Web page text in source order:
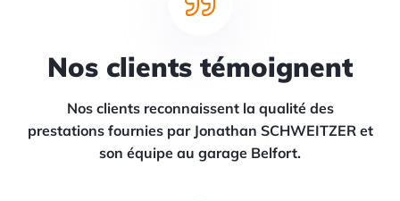
Nos clients témoignent
Nos clients reconnaissent la qualité des
prestations fournies par Jonathan SCHWEITZER et
son équipe au garage Belfort.